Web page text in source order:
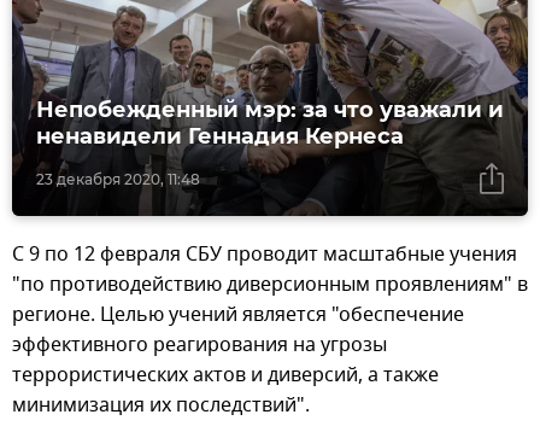
23 декабря 2020, 11:48
Непобежденный мэр: за что уважали и
ненавидели Геннадия Кернеса
С 9 по 12 февраля СБУ проводит масштабные учения
"по противодействию диверсионным проявлениям" в
регионе. Целью учений является "обеспечение
эффективного реагирования на угрозы
террористических актов и диверсий, а также
минимизация их последствий".